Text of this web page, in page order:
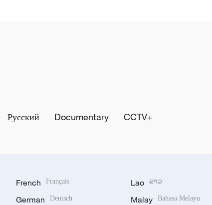
Русский Documentary CCTV+
French Français
German Deutsch
Lao ລາວ
Malay Bahasa Melayu